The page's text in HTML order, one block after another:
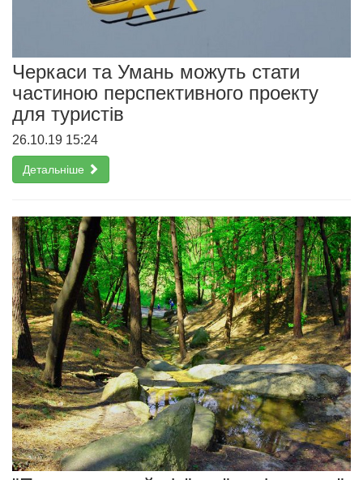
Черкаси та Умань можуть стати
частиною перспективного проекту
для туристів
26.10.19 15:24
Детальніше